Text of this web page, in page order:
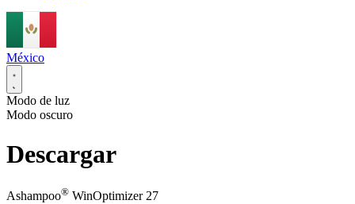
México
Modo de luz
Modo oscuro
Descargar
Ashampoo® WinOptimizer 27